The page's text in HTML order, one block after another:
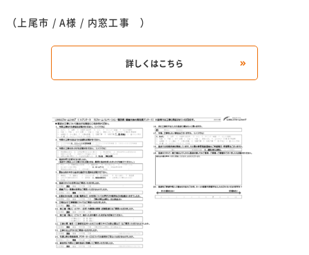
（上尾市 / A様 / 内窓工事 ）
詳しくはこちら